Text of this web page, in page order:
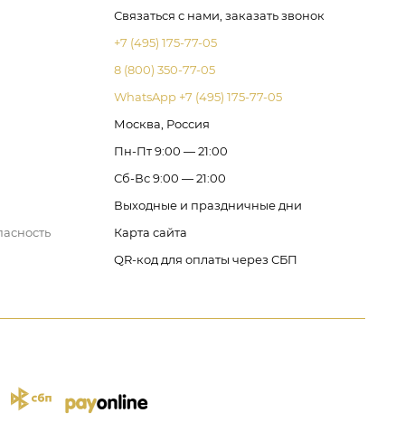
Связаться с нами, заказать звонок
+7 (495) 175-77-05
8 (800) 350-77-05
WhatsApp +7 (495) 175-77-05
Москва, Россия
Пн-Пт 9:00 — 21:00
Сб-Вс 9:00 — 21:00
Выходные и праздничные дни
Карта сайта
QR-код для оплаты через СБП